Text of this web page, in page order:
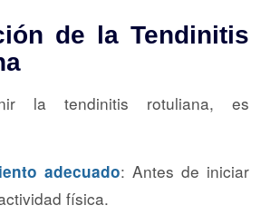
de la Tendinitis
la tendinitis rotuliana, es
adecuado: Antes de iniciar
física.